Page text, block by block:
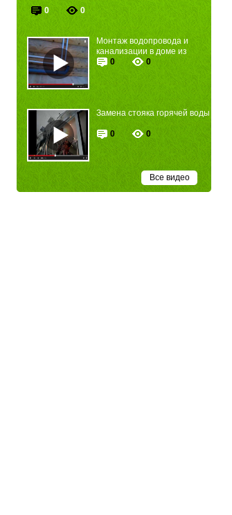
частного дома
0 0
Монтаж водопровода и
канализации в доме из
сруба
0 0
Замена стояка горячей воды
0 0
Все видео